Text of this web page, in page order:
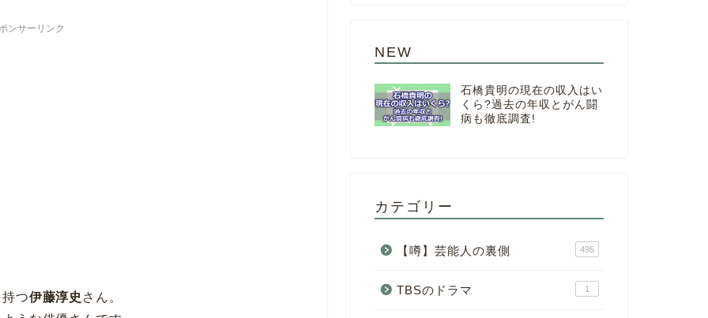
ンサーリンク
つ伊藤淳史 さん。
NEW
石橋貴明の現在の収入はい
くら?過去の年収とがん闘
病も徹底調査!
カテゴリー
【噂】芸能人の裏側 495
TBSのドラマ 1